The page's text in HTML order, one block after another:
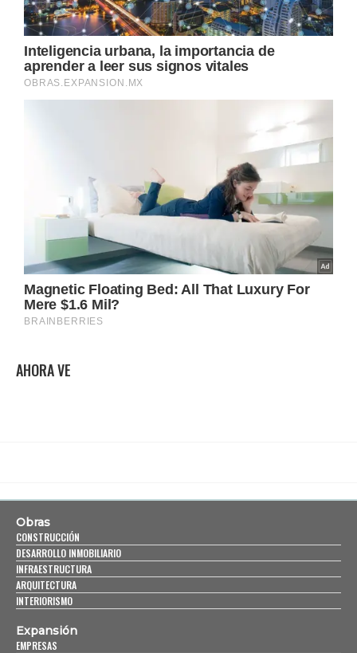
AHORA VE
Obras
CONSTRUCCIÓN
DESARROLLO INMOBILIARIO
INFRAESTRUCTURA
ARQUITECTURA
INTERIORISMO
Expansión
EMPRESAS